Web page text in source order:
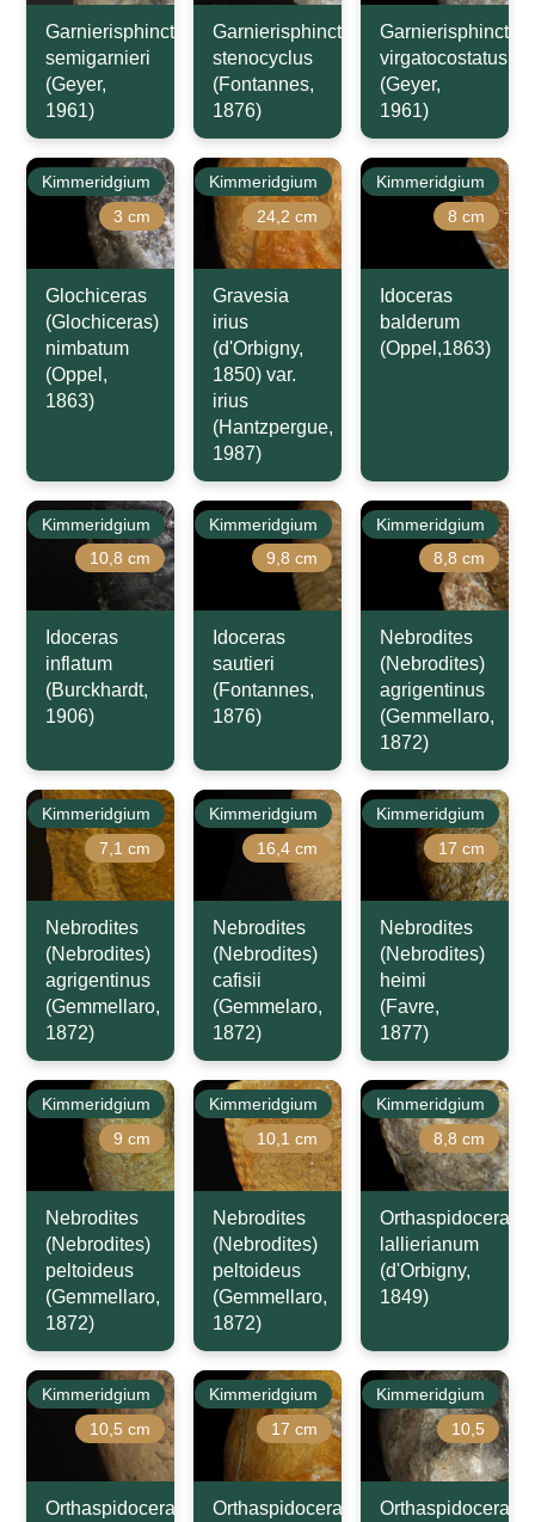
Garnierisphinctes
semigarnieri
(Geyer,
1961)
Garnierisphinctes
stenocyclus
(Fontannes,
1876)
Garnierisphinctes
virgatocostatus
(Geyer,
1961)
Kimmeridgium
3 cm
Glochiceras
(Glochiceras)
nimbatum
(Oppel,
1863)
Kimmeridgium
24,2 cm
Gravesia
irius
(d'Orbigny,
1850) var.
irius
(Hantzpergue,
1987)
Kimmeridgium
8 cm
Idoceras
balderum
(Oppel,1863)
Kimmeridgium
10,8 cm
Idoceras
inflatum
(Burckhardt,
1906)
Kimmeridgium
9,8 cm
Idoceras
sautieri
(Fontannes,
1876)
Kimmeridgium
8,8 cm
Nebrodites
(Nebrodites)
agrigentinus
(Gemmellaro,
1872)
Kimmeridgium
7,1 cm
Nebrodites
(Nebrodites)
agrigentinus
(Gemmellaro,
1872)
Kimmeridgium
16,4 cm
Nebrodites
(Nebrodites)
cafisii
(Gemmelaro,
1872)
Kimmeridgium
17 cm
Nebrodites
(Nebrodites)
heimi
(Favre,
1877)
Kimmeridgium
9 cm
Nebrodites
(Nebrodites)
peltoideus
(Gemmellaro,
1872)
Kimmeridgium
10,1 cm
Nebrodites
(Nebrodites)
peltoideus
(Gemmellaro,
1872)
Kimmeridgium
8,8 cm
Orthaspidoceras
lallierianum
(d'Orbigny,
1849)
Kimmeridgium
10,5 cm
Orthaspidoceras
Kimmeridgium
17 cm
Orthaspidoceras
Kimmeridgium
10,5
Orthaspidoceras